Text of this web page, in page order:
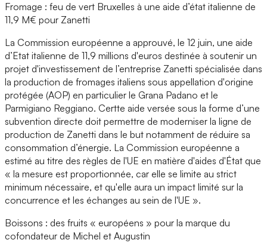
Fromage : feu de vert Bruxelles à une aide d’état italienne de
11,9 M€ pour Zanetti
La Commission européenne a approuvé, le 12 juin, une aide
d’Etat italienne de 11,9 millions d'euros destinée à soutenir un
projet d'investissement de l’entreprise Zanetti spécialisée dans
la production de fromages italiens sous appellation d'origine
protégée (AOP) en particulier le Grana Padano et le
Parmigiano Reggiano. Certte aide versée sous la forme d’une
subvention directe doit permettre de moderniser la ligne de
production de Zanetti dans le but notamment de réduire sa
consommation d’énergie. La Commission européenne a
estimé au titre des règles de l'UE en matière d'aides d'État que
« la mesure est proportionnée, car elle se limite au strict
minimum nécessaire, et qu'elle aura un impact limité sur la
concurrence et les échanges au sein de l'UE ».
Boissons : des fruits « européens » pour la marque du
cofondateur de Michel et Augustin